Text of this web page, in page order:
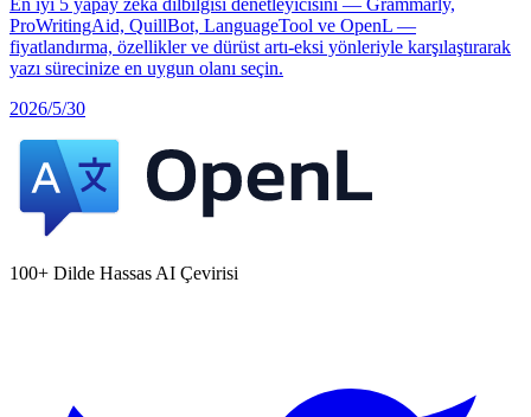
En iyi 5 yapay zeka dilbilgisi denetleyicisini — Grammarly,
ProWritingAid, QuillBot, LanguageTool ve OpenL —
fiyatlandırma, özellikler ve dürüst artı-eksi yönleriyle karşılaştırarak
yazı sürecinize en uygun olanı seçin.
2026/5/30
100+ Dilde Hassas AI Çevirisi